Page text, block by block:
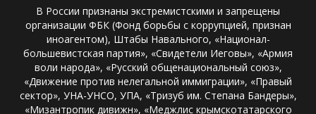
В России признаны экстремистскими и запрещены
организации ФБК (Фонд борьбы с коррупцией, признан
иноагентом), Штабы Навального, «Национал-
большевистская партия», «Свидетели Иеговы», «Армия
воли народа», «Русский общенациональный союз»,
«Движение против нелегальной иммиграции», «Правый
сектор», УНА-УНСО, УПА, «Тризуб им. Степана Бандеры»,
«Мизантропик дивижн», «Меджлис крымскотатарского